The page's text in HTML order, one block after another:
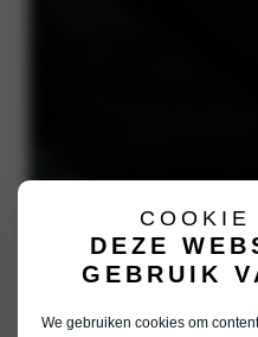
COOKIE
DEZE
GEBRUIK
We gebruiken cookies om